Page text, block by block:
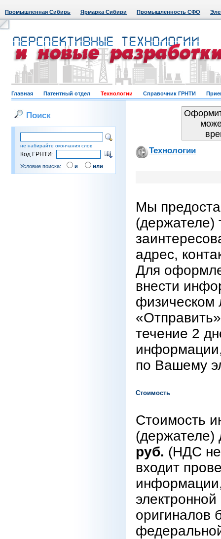
Промышленная Сибирь Ярмарка Сибири Промышленность СФО
Главная Патентный отдел Технологии Справочник ГРНТИ
Поиск
не набирайте окончания слов
Код ГРНТИ:
Условие поиска: и или
Технологии
Мы
(держателе)
адрес,
Для
внести
физическом
течение 2
по Вашему
Стоимость
Стоимость
(держателе)
руб. (НДС не
входит
электронной
оригиналов